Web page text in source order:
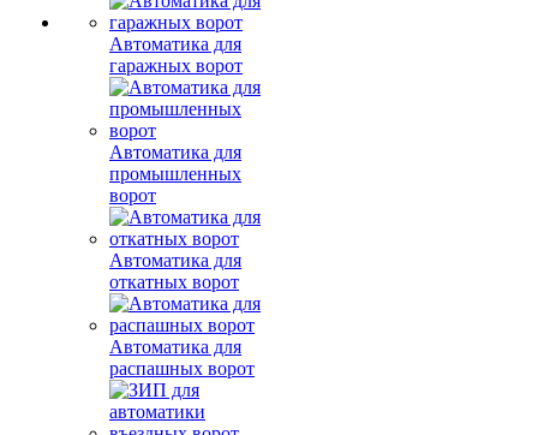
Автоматика для
гаражных ворот
Автоматика для
промышленных
ворот
Автоматика для
откатных ворот
Автоматика для
распашных ворот